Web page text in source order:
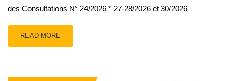
des Consultations N° 24/2026 * 27-28/2026 et 30/2026
READ MORE